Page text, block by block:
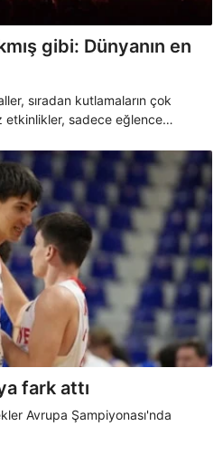
gibi: Dünyanın en
sıradan kutlamaların çok
etkinlikler, sadece eğlence
fark attı
Avrupa Şampiyonası'nda